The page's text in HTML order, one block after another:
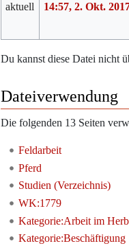
aktuell
14:57, 2. Okt.
Du kannst diese Datei nicht
Dateiverwendung
Die folgenden 13 Seiten
Feldarbeit
Pferd
Studien (Verzeichnis)
WK:1779
Kategorie:Arbeit im
Kategorie:Beschäftigung